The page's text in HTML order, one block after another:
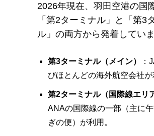
2026年現在、羽田空港の国
「第2ターミナル」と「第3
ル」の両方から発着していま
第3ターミナル（メイン）
：
びほとんどの海外航空会社が
第2ターミナル（国際線エリ
ANAの国際線の一部（主に
ぎの便）が利用。